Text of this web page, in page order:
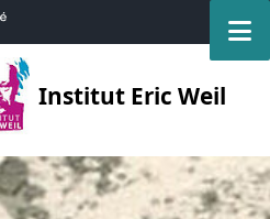
Institut Eric Weil